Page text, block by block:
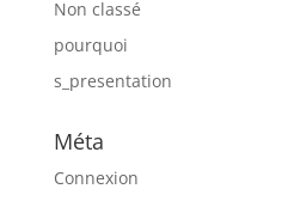
Non classé
pourquoi
s_presentation
Méta
Connexion